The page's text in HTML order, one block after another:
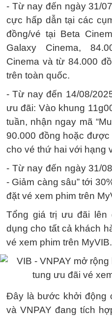
- Từ nay đến ngày 31/
cực hấp dẫn tại các
đồng/vé tại Beta
Galaxy Cinema,
Cinema và từ 84.000
trên toàn quốc.
- Từ nay đến 14/08/
ưu đãi: Vào khung
tuần, nhận ngay mã
90.000 đồng hoặc
cho vé thứ hai với hạng
- Từ nay đến ngày 31/
- Giảm càng sâu” tới
đặt vé xem phim trên
Tổng giá trị ưu đãi lên
dụng cho tất cả khách
vé xem phim trên MyVIB.
Đây là bước khởi động
và VNPAY đang tích